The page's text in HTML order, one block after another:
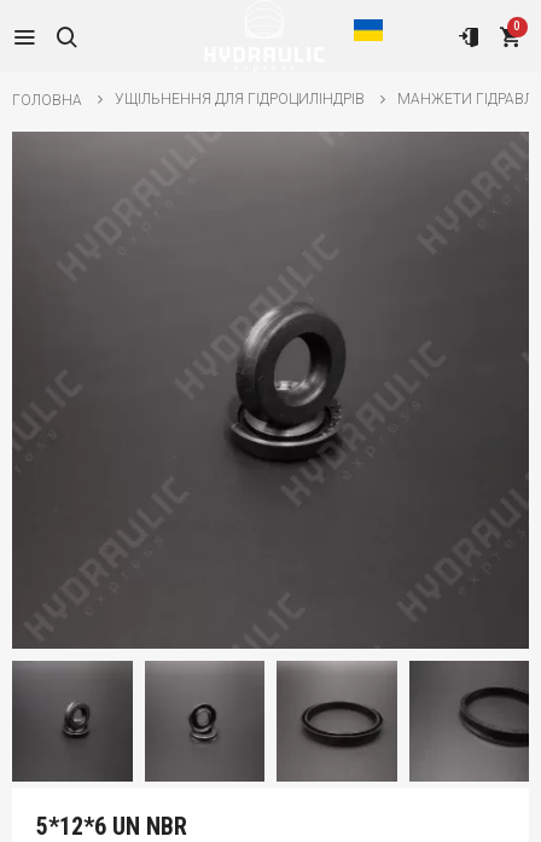
0
ГОЛОВНА УЩІЛЬНЕННЯ ДЛЯ ГІДРОЦИЛІНДРІВ МАНЖЕТИ
5*12*6 UN NBR